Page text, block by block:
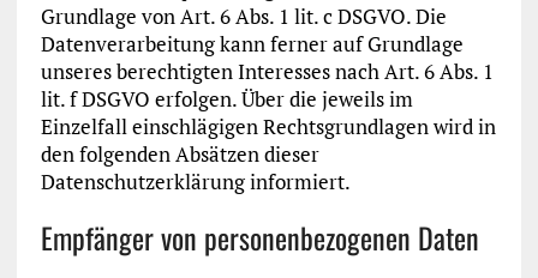
Grundlage von Art. 6 Abs. 1 lit. c DSGVO. Die
Datenverarbeitung kann ferner auf Grundlage
unseres berechtigten Interesses nach Art. 6 Abs. 1
lit. f DSGVO erfolgen. Über die jeweils im
Einzelfall einschlägigen Rechtsgrundlagen wird in
den folgenden Absätzen dieser
Datenschutzerklärung informiert.
Empfänger von personenbezogenen Daten